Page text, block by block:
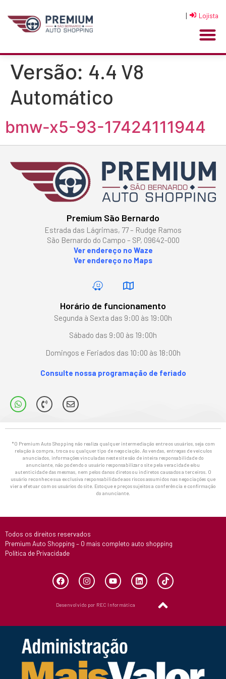
| Lojista
Versão: 4.4 V8
Automático
bmw-x5-93-17424111944
Premium São Bernardo
Estrada das Lágrimas, 77 – Rudge Ramos
São Bernardo do Campo – SP, 09642-000
Ver endereço no Waze
Ver endereço no Maps
Horário de funcionamento
Segunda à Sexta das 9:00 às 19:00h
Sábado das 9:00 às 19:00h
Domingos e Feriados das 10:00 às 18:00h
Consulte nossa programação de feriado
*O Premium Auto Shopping não realiza qualquer intermediação entre os usuários, seja com
relação à compra, troca ou qualquer tipo de negociação. As vendas, entregas de veículos
anunciados, informações vinculadas neste site são de inteira responsabilidade do
anunciante, não podendo o usuário responsabilizar o site pela veracidade e/ou
autenticidade das mesmas, nem pelos danos diretos ou indiretos causados a terceiros. O
usuário reconhece sua exclusiva responsabilidade aos riscos assumidos nas negociações que
vier a efetuar com os usuários do site. Estoque e preços sujeitos a conferência e confirmação
do anunciante.
Todos os direitos reservados
Premium Auto Shopping – O mais completo auto shopping
Política de Privacidade
Desenvolvido por REC Informática